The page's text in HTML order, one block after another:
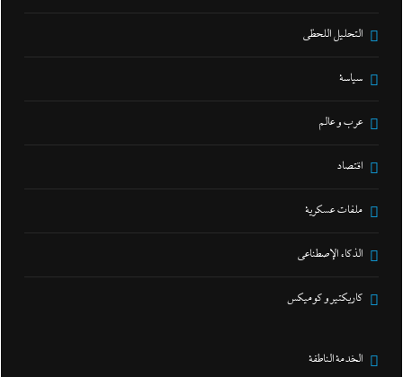
التحليل اللحظي
سياسة
عرب و عالم
اقتصاد
ملفات عسكرية
الذكاء الإصطناعي
كاريكتير و كوميكس
الخدمة الناطقة